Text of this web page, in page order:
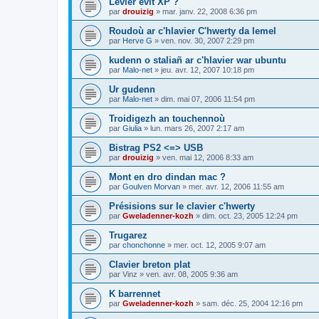
par drouizig » mar. janv. 22, 2008 6:36 pm
Roudoù ar c'hlavier C'hwerty da lemel
par Herve G » ven. nov. 30, 2007 2:29 pm
kudenn o staliañ ar c'hlavier war ubuntu
par Malo-net » jeu. avr. 12, 2007 10:18 pm
Ur gudenn
par Malo-net » dim. mai 07, 2006 11:54 pm
Troidigezh an touchennoù
par Giulia » lun. mars 26, 2007 2:17 am
Bistrag PS2 <=> USB
par drouizig » ven. mai 12, 2006 8:33 am
Mont en dro dindan mac ?
par Goulven Morvan » mer. avr. 12, 2006 11:55 am
Présisions sur le clavier c'hwerty
par Gweladenner-kozh » dim. oct. 23, 2005 12:24 pm
Trugarez
par chonchonne » mer. oct. 12, 2005 9:07 am
Clavier breton plat
par Vinz » ven. avr. 08, 2005 9:36 am
K barrennet
par Gweladenner-kozh » sam. déc. 25, 2004 12:16 pm